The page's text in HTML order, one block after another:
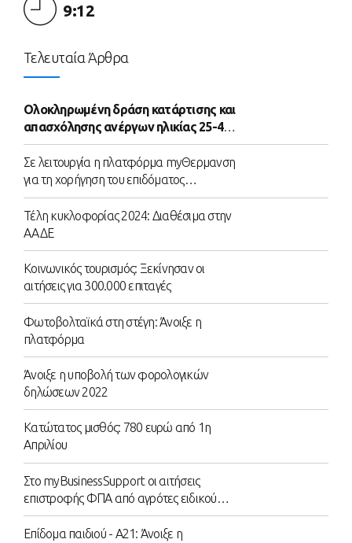
9:12
Τελευταία Άρθρα
Ολοκληρωμένη δράση κατάρτισης και
απασχόλησης ανέργων ηλικίας 25-45
ετών
Σε λειτουργία η πλατφόρμα myΘερμανση
για τη χορήγηση του επιδόματος
θέρμανσης
Τέλη κυκλοφορίας 2024: Διαθέσιμα στην
ΑΑΔΕ
Κοινωνικός τουρισμός: Ξεκίνησαν οι
αιτήσεις για 300.000 επιταγές
Φωτοβολταϊκά στη στέγη: Άνοιξε η
πλατφόρμα
Άνοιξε η υποβολή των φορολογικών
δηλώσεων 2022
Κατώτατος μισθός: 780 ευρώ από 1η
Απριλίου
Στο myBusinessSupport οι αιτήσεις
επιστροφής ΦΠΑ από αγρότες ειδικού
καθεστώτος
Επίδομα παιδιού - Α21: Άνοιξε η